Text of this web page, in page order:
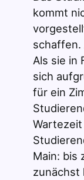
kommt
schaffen.
Als sie in
sich
für ein
Main: bis
zunächst